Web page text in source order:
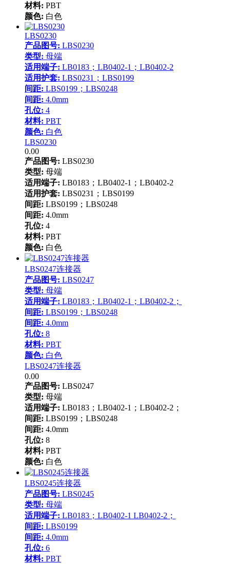
材料: PBT
颜色: 白色
LBS0230
产品图号: LBS0230
类型: 母端
适用端子: LB0183；LB0402-1；LB0402-2
适用护套: LBS0231；LBS0199
间距: LBS0199；LBS0248
间距: 4.0mm
孔位: 4
材料: PBT
颜色: 白色
LBS0230
0.00
产品图号: LBS0230
类型: 母端
适用端子: LB0183；LB0402-1；LB0402-2
适用护套: LBS0231；LBS0199
间距: LBS0199；LBS0248
间距: 4.0mm
孔位: 4
材料: PBT
颜色: 白色
LBS0247连接器
产品图号: LBS0247
类型: 母端
适用端子: LB0183；LB0402-1；LB0402-2；
间距: LBS0199；LBS0248
间距: 4.0mm
孔位: 8
材料: PBT
颜色: 白色
LBS0247连接器
0.00
产品图号: LBS0247
类型: 母端
适用端子: LB0183；LB0402-1；LB0402-2；
间距: LBS0199；LBS0248
间距: 4.0mm
孔位: 8
材料: PBT
颜色: 白色
LBS0245连接器
产品图号: LBS0245
类型: 母端
适用端子: LB0183；LB0402-1 LB0402-2；
间距: LBS0199
间距: 4.0mm
孔位: 6
材料: PBT